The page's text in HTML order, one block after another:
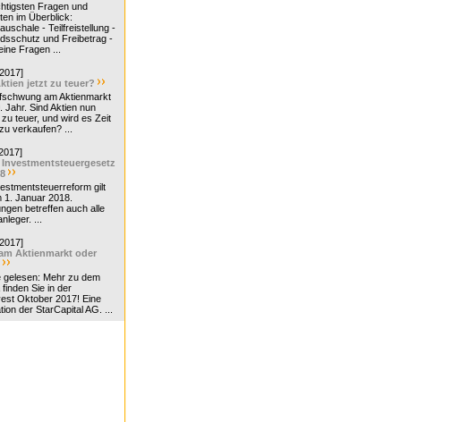
Fragen und
im Überblick:
- Teilfreistellung -
und Freibetrag -
Fragen ...
jetzt zu teuer?
am Aktienmarkt
Jahr. Sind Aktien nun
teuer, und wird es Zeit
verkaufen? ...
Investmentsteuergesetz
gilt
1. Januar 2018.
betreffen auch alle
...
Aktienmarkt oder
gelesen: Mehr zu dem
finden Sie in der
Oktober 2017! Eine
der StarCapital AG. ...